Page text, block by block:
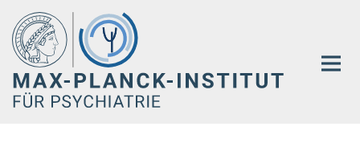
Hauptinhalt